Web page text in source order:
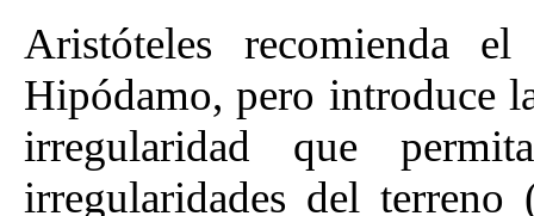
Aristóteles recomienda
Hipódamo, pero introduce
irregularidad que
irregularidades del terreno